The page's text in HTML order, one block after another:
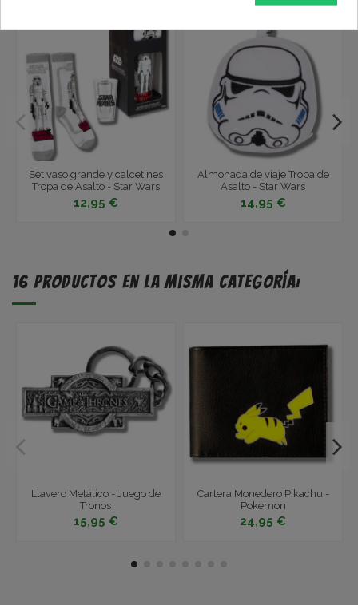
Set vaso grande y calcetines
Tropa de Asalto - Star Wars
12,95 €
Almohada de viaje Tropa de
Asalto - Star Wars
14,95 €
16 productos en la misma categoría:
Llavero Metálico - Juego de
Tronos
15,95 €
Cartera Monedero Pikachu -
Pokemon
24,95 €